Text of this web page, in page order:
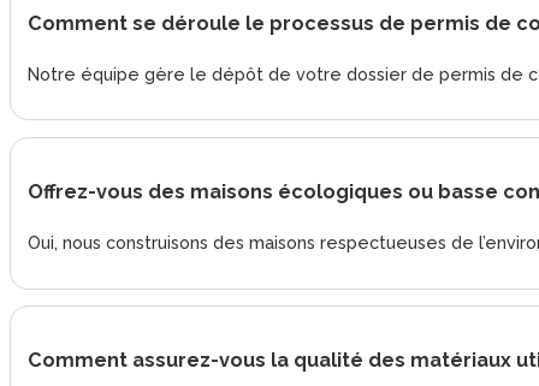
Comment se déroule le processus de permis de
Notre équipe gère le dépôt de votre dossier de permis de
Offrez-vous des maisons écologiques ou basse
Oui, nous construisons des maisons respectueuses de
Comment assurez-vous la qualité des matériaux